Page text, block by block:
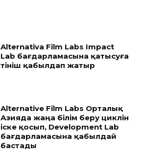
Alternativa Film Labs Impact
Lab бағдарламасына қатысуға
өтініш қабылдап жатыр
Alternative Film Labs Орталық
Азияда жаңа білім беру циклін
іске қосып, Development Lab
бағдарламасына қабылдай
бастады